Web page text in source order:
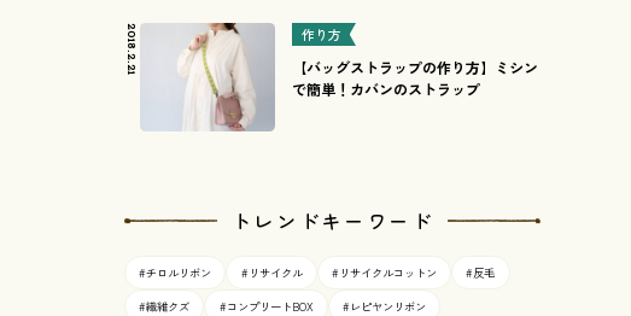
2018.2.21 作り方
【バッグストラップの作り方】ミシン
で簡単！カバンのストラップ
トレンドキーワード
#チロルリボン #リサイクル #リサイクルコットン
#反毛
#繊維クズ
#コンプリートBOX
#レピヤンリボン